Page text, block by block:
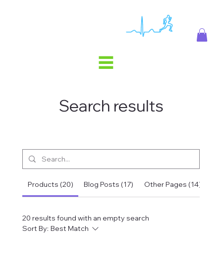
Products (20) Blog Posts (17) Other Pages (14)
20 results found with an empty search
Sort By: Best Match
Search results